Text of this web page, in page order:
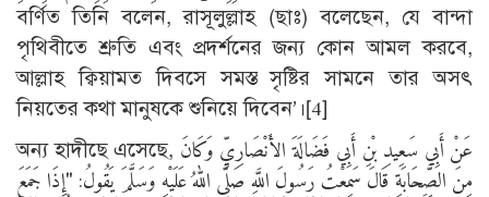
বর্ণিত তিনি বলেন, রাসূলুল্লাহ (ছাঃ) বলেছেন, যে বান্দা
পৃথিবীতে শ্রুতি এবং প্রদর্শনের জন্য কোন আমল করবে,
আল্লাহ ক্বিয়ামত দিবসে সমস্ত সৃষ্টির সামনে তার অসৎ
নিয়তের কথা মানুষকে শুনিয়ে দিবেন’।[4]
অন্য হাদীছে এসেছে, عَنْ أَبِي سَعِيدِ بْنِ أَبِي فَضَالَةَ الأَنْصَارِيِّ وَكَانَ
مِنَ الصَّحَابَةِ قَالَ سَمِعْتُ رَسُولَ اللَّهِ صَلَّى اللهُ عَلَيْهِ وَسَلَّمَ يَقُولُ: "إِذَا جَمَعَ